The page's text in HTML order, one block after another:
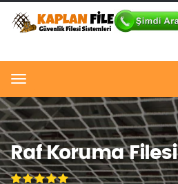
Menu
Raf Koruma Filesi